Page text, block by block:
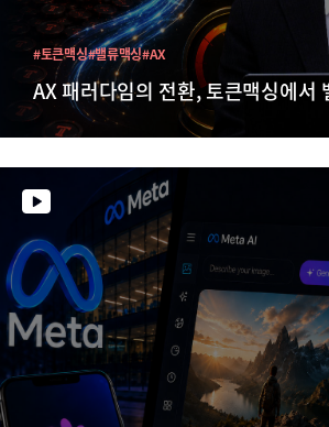
AX 패러다임의 전환, 토큰맥싱에서
#토큰맥싱#밸류맥싱#AX